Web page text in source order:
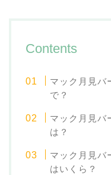
Contents
マック月見バ
で？
マック月見バ
は？
マック月見バ
はいくら？